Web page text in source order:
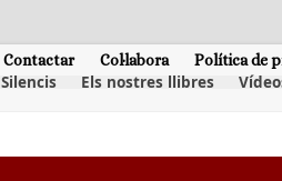
Contactar Col·labora Política de
Silencis Els nostres llibres